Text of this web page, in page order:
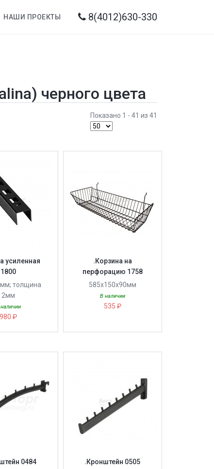
НАШИ ПРОЕКТЫ 8(4012)630-330
черного цвета
Показано 1 - 41 из 41
усиленная
1800
толщина
2мм
980 ₽
.Корзина на
перфорацию 1758
585х150х90мм
В наличии
535 ₽
0484
.Кронштейн 0505